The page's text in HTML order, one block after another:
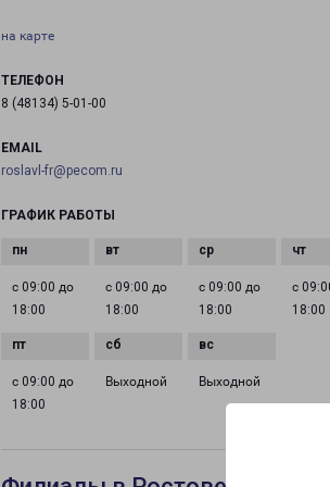
на карте
ТЕЛЕФОН
8 (48134) 5-01-00
EMAIL
roslavl-fr@pecom.ru
ГРАФИК РАБОТЫ
с 09:00 до
18:00
с 09:00 до
18:00
с 09:00 до
18:00
с
18:00
с 09:00 до
18:00
Выходной Выходной